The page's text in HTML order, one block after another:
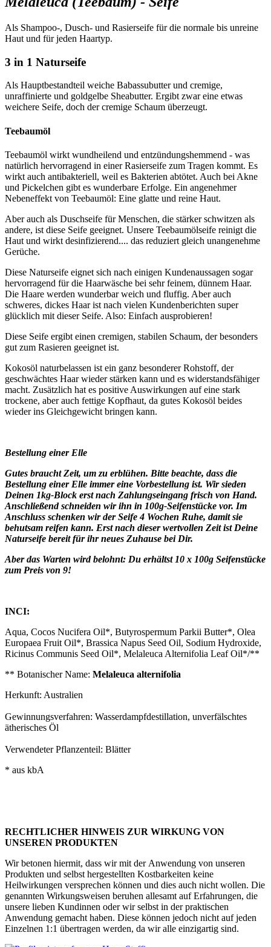
Als Shampoo-, Dusch- und Rasierseife für die normale bis unreine
Haut und für jeden Haartyp.
3 in 1 Naturseife
Als Hauptbestandteil weiche Babassubutter und cremige,
unraffinierte und goldgelbe Sheabutter. Ergibt zwar eine etwas
weichere Seife, doch der cremige Schaum überzeugt.
Teebaumöl
Teebaumöl wirkt wundheilend und entzündungshemmend - was
natürlich hervorragend in einer Rasierseife zum Tragen kommt. Es
wirkt auch antibakteriell, weil es Bakterien abtötet. Auch bei Akne
und Pickelchen gibt es wunderbare Erfolge. Ein angenehmer
Nebeneffekt von Teebaumöl: Eine glatte und reine Haut.
Aber auch als Duschseife für Menschen, die stärker schwitzen als
andere, ist diese Seife geeignet. Unsere Teebaumölseife reinigt die
Haut und wirkt desinfizierend.... das reduziert gleich unangenehme
Gerüche.
Diese Naturseife eignet sich nach einigen Kundenaussagen sogar
hervorragend für die Haarwäsche bei sehr feinem, dünnem Haar.
Die Haare werden wunderbar weich und fluffig. Aber auch
schweres, dickes Haar ist nach vielen Kundenberichten super
glücklich mit dieser Seife. Also: Einfach ausprobieren!
Diese Seife ergibt einen cremigen, stabilen Schaum, der besonders
gut zum Rasieren geeignet ist.
Kokosöl naturbelassen ist ein ganz besonderer Rohstoff, der
geschwächtes Haar wieder stärken kann und es widerstandsfähiger
macht. Zusätzlich hat es positive Auswirkungen auf eine stark
trockene, aber auch fettige Kopfhaut, da gutes Kokosöl beides
wieder ins Gleichgewicht bringen kann.
Bestellung einer Elle
Gutes braucht Zeit, um zu erblühen. Bitte beachte, dass die
Bestellung einer Elle immer eine Vorbestellung ist. Wir sieden
Deinen 1kg-Block erst nach Zahlungseingang frisch von Hand.
Anschließend schneiden wir ihn in 100g-Seifenstücke vor. Im
Anschluss schenken wir der Seife 4 Wochen Ruhe, damit sie
behutsam reifen kann. Erst nach dieser wertvollen Zeit ist Deine
Naturseife bereit für ihr neues Zuhause bei Dir.
Aber das Warten wird belohnt: Du erhältst 10 x 100g Seifenstücke
zum Preis von 9!
INCI:
Aqua, Cocos Nucifera Oil*, Butyrospermum Parkii Butter*, Olea
Europaea Fruit Oil*, Brassica Napus Seed Oil, Sodium Hydroxide,
Ricinus Communis Seed Oil*, Melaleuca Alternifolia Leaf Oil*/**
** Botanischer Name: Melaleuca alternifolia
Herkunft: Australien
Gewinnungsverfahren: Wasserdampfdestillation, unverfälschtes
ätherisches Öl
Verwendeter Pflanzenteil: Blätter
* aus kbA
RECHTLICHER HINWEIS ZUR WIRKUNG VON
UNSEREN PRODUKTEN
Wir betonen hiermit, dass wir mit der Anwendung von unseren
Produkten und selbst hergestellten Kostbarkeiten keine
Heilwirkungen versprechen können und dies auch nicht wollen. Die
genannten Wirkungsweisen beruhen allesamt auf Erfahrungen, die
unsere lieben Kundinnen oder wir selbst in der praktischen
Anwendung gemacht haben. Diese können jedoch nicht auf jeden
Einzelnen 1:1 übertragen werden, da wir alle einzigartig sind.